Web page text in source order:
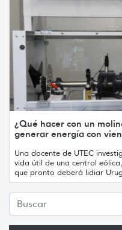
¿Qué hacer con un
generar energía con
Una docente de UTEC
vida útil de una central
que pronto deberá lidiar